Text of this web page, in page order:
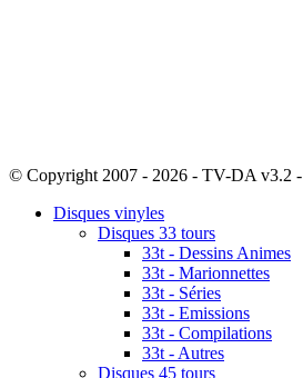
© Copyright 2007 - 2026 - TV-DA v3.2 -
Disques vinyles
Disques 33 tours
33t - Dessins Animes
33t - Marionnettes
33t - Séries
33t - Emissions
33t - Compilations
33t - Autres
Disques 45 tours